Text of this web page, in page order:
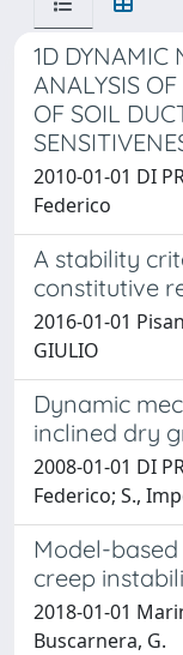
1D DYNAMIC
ANALYSIS
OF SOIL
2010-01-01 DI
Federico
A stability
constitutive
2016-01-01
GIULIO
Dynamic
inclined dry
2008-01-01 DI
Federico; S.,
Model-
creep
2018-01-01
Buscarnera, G.